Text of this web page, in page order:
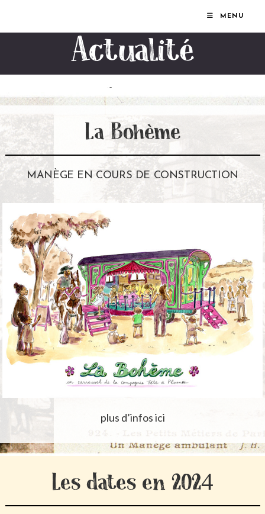
MENU
Actualité
La Bohème
MANÈGE EN COURS DE CONSTRUCTION
plus d’infos ici
Les dates en 2024